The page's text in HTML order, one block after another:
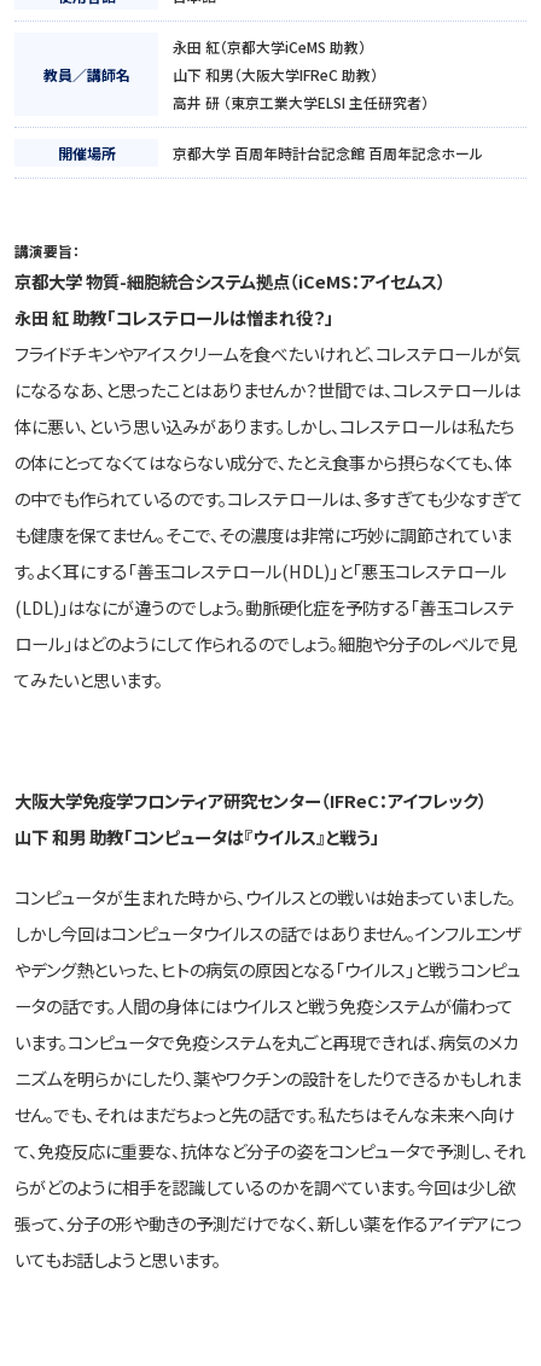
教員／講師名
永田 紅（京都大学iCeMS 助教）
山下 和男（大阪大学IFReC 助教）
高井 研 （東京工業大学ELSI 主任研究者）
開催場所 京都大学 百周年時計台記念館 百周年記念ホール
講演要旨：
京都大学 物質-細胞統合システム拠点（iCeMS：アイセムス）
永田 紅 助教「コレステロールは憎まれ役？」
フライドチキンやアイスクリームを食べたいけれど、コレステロールが気
になるなあ、と思ったことはありませんか？世間では、コレステロールは
体に悪い、という思い込みがあります。しかし、コレステロールは私たち
の体にとってなくてはならない成分で、たとえ食事から摂らなくても、体
の中でも作られているのです。コレステロールは、多すぎても少なすぎて
も健康を保てません。そこで、その濃度は非常に巧妙に調節されていま
す。よく耳にする「善玉コレステロール(HDL)」と「悪玉コレステロール
(LDL)」はなにが違うのでしょう。動脈硬化症を予防する「善玉コレステ
ロール」はどのようにして作られるのでしょう。細胞や分子のレベルで見
てみたいと思います。
大阪大学免疫学フロンティア研究センター（IFReC：アイフレック）
山下 和男 助教「コンピュータは『ウイルス』と戦う」
コンピュータが生まれた時から、ウイルスとの戦いは始まっていました。
しかし今回はコンピュータウイルスの話ではありません。インフルエンザ
やデング熱といった、ヒトの病気の原因となる「ウイルス」と戦うコンピュ
ータの話です。人間の身体にはウイルスと戦う免疫システムが備わって
います。コンピュータで免疫システムを丸ごと再現できれば、病気のメカ
ニズムを明らかにしたり、薬やワクチンの設計をしたりできるかもしれま
せん。でも、それはまだちょっと先の話です。私たちはそんな未来へ向け
て、免疫反応に重要な、抗体など分子の姿をコンピュータで予測し、それ
らがどのように相手を認識しているのかを調べています。今回は少し欲
張って、分子の形や動きの予測だけでなく、新しい薬を作るアイデアにつ
いてもお話しようと思います。